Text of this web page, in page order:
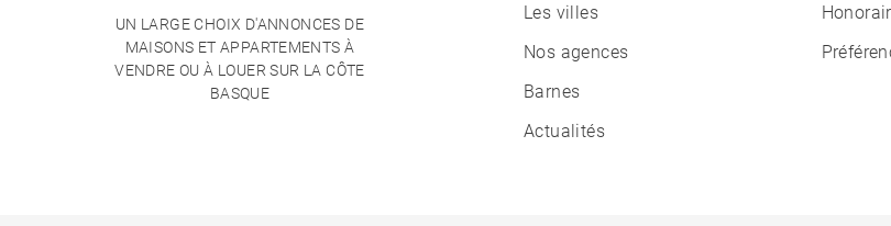
UN LARGE CHOIX D'ANNONCES DE
MAISONS ET APPARTEMENTS À
VENDRE OU À LOUER SUR LA CÔTE
BASQUE
Les villes
Nos agences
Barnes
Actualités